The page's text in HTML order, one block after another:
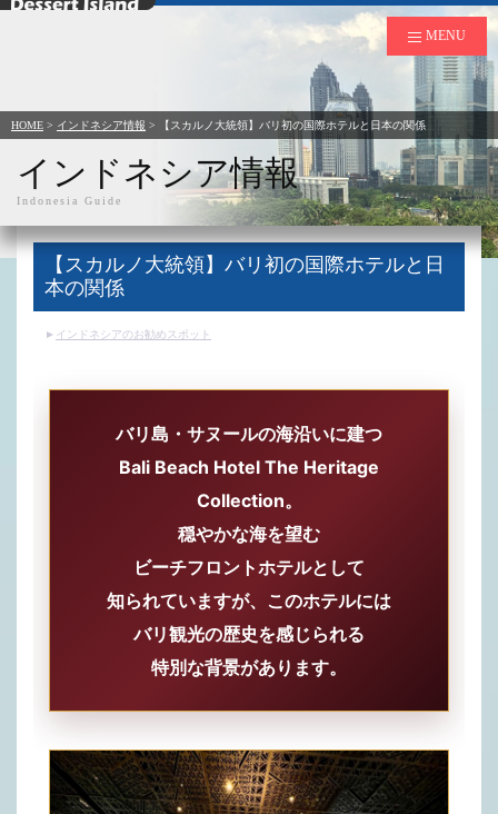
デザートアイランド
MENU
HOME > インドネシア情報 > 【スカルノ大統領】バリ初の国際ホテルと日本の関係
インドネシア情報
Indonesia Guide
【スカルノ大統領】バリ初の国際ホテルと日
本の関係
インドネシアのお勧めスポット
バリ島・サヌールの海沿いに建つ
Bali Beach Hotel The Heritage
Collection。
穏やかな海を望む
ビーチフロントホテルとして
知られていますが、このホテルには
バリ観光の歴史を感じられる
特別な背景があります。